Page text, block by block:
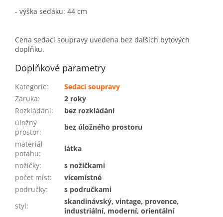
- výška sedáku: 44 cm
Cena sedací soupravy uvedena bez dalších bytových
doplňku.
Doplňkové parametry
Kategorie:
Sedací soupravy
Záruka:
2 roky
Rozkládání:
bez rozkládání
úložný
prostor:
bez úložného prostoru
materiál
potahu:
látka
nožičky:
s nožičkami
počet míst:
vícemístné
područky:
s područkami
styl:
skandinávský, vintage, provence,
industriální, moderní, orientální